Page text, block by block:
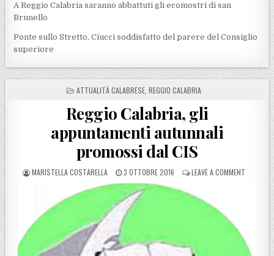
A Reggio Calabria saranno abbattuti gli ecomostri di san
Brunello
Ponte sullo Stretto, Ciucci soddisfatto del parere del Consiglio
superiore
POSTED IN
ATTUALITÀ CALABRESE REGGIO CALABRIA
Reggio Calabria, gli
appuntamenti autunnali
promossi dal CIS
POSTED BY
MARISTELLA COSTARELLA POSTED ON
3 OTTOBRE 2016 LEAVE A COMMENT ON